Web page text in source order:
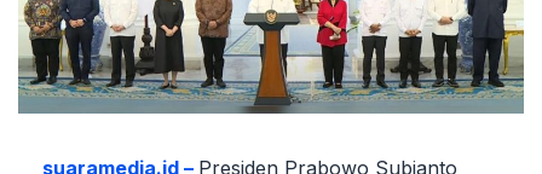
suaramedia.id – Presiden Prabowo Subianto